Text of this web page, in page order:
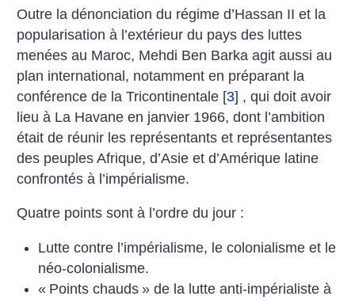
Outre la dénonciation du régime d’Hassan II et la
popularisation à l’extérieur du pays des luttes
menées au Maroc, Mehdi Ben Barka agit aussi au
plan international, notamment en préparant la
conférence de la Tricontinentale [3] , qui doit avoir
lieu à La Havane en janvier 1966, dont l’ambition
était de réunir les représentants et représentantes
des peuples Afrique, d’Asie et d’Amérique latine
confrontés à l’impérialisme.
Quatre points sont à l’ordre du jour :
Lutte contre l’impérialisme, le colonialisme et le
néo-colonialisme.
« Points chauds » de la lutte anti-impérialiste à